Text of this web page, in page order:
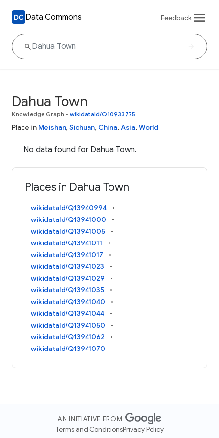
Data Commons Feedback
Dahua Town
Knowledge Graph • wikidataId/Q10933775
Place in Meishan, Sichuan, China, Asia, World
No data found for Dahua Town.
Places in Dahua Town
wikidataId/Q13940994
wikidataId/Q13941000
wikidataId/Q13941005
wikidataId/Q13941011
wikidataId/Q13941017
wikidataId/Q13941023
wikidataId/Q13941029
wikidataId/Q13941035
wikidataId/Q13941040
wikidataId/Q13941044
wikidataId/Q13941050
wikidataId/Q13941062
wikidataId/Q13941070
AN INITIATIVE FROM
Terms and ConditionsPrivacy Policy